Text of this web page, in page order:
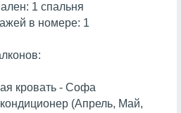
1 спальня
в номере: 1
кровать - Софа
(Апрель, Май,